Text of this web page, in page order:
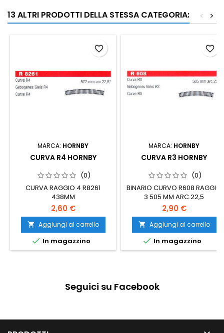
13 ALTRI PRODOTTI DELLA STESSA CATEGORIA: >
<
MARCA: HORNBY
CURVA R4 HORNBY
(0)
CURVA RAGGIO 4 R8261
438MM
2,60 €
 Aggiungi al carrello
 In magazzino
favorite_border
MARCA: HORNBY
CURVA R3 HORNBY
(0)
BINARIO CURVO R608 RAGGIO
3 505 MM ARC.22,5
2,90 €
 Aggiungi al carrello
 In magazzino
favorite_border
Seguici su Facebook